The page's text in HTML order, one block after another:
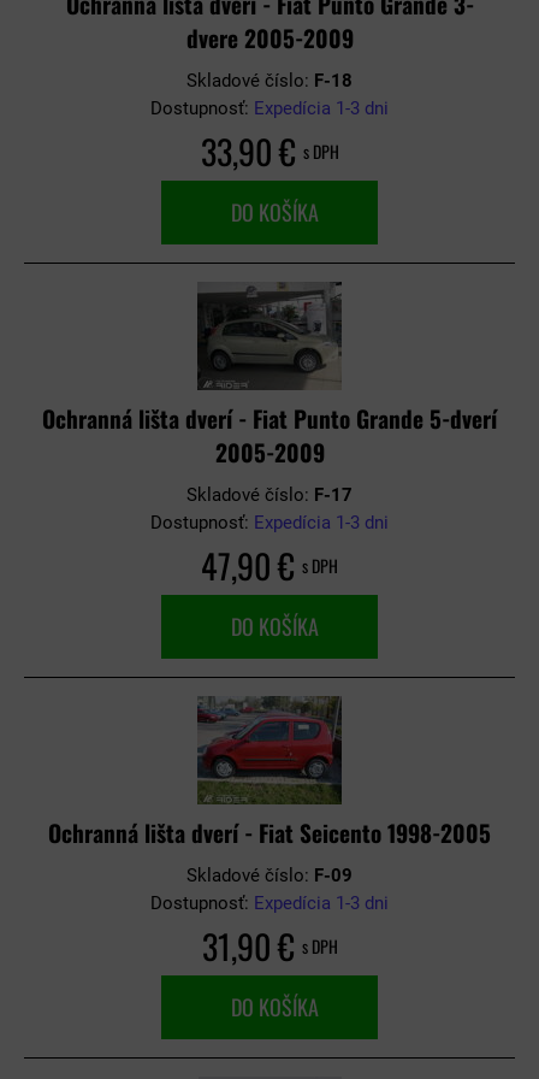
dvere 2005-2009
Skladové číslo: F-18
Dostupnosť: Expedícia 1-3 dni
33,90 € s DPH
DO KOŠÍKA
Ochranná lišta dverí - Fiat Punto Grande 5-dverí
2005-2009
Skladové číslo: F-17
Dostupnosť: Expedícia 1-3 dni
47,90 € s DPH
DO KOŠÍKA
Ochranná lišta dverí - Fiat Seicento 1998-2005
Skladové číslo: F-09
Dostupnosť: Expedícia 1-3 dni
31,90 € s DPH
DO KOŠÍKA